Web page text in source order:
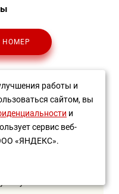
НОМЕР
приема
работы и
сайтом, вы
и
сервис веб-
«ЯНДЕКС».